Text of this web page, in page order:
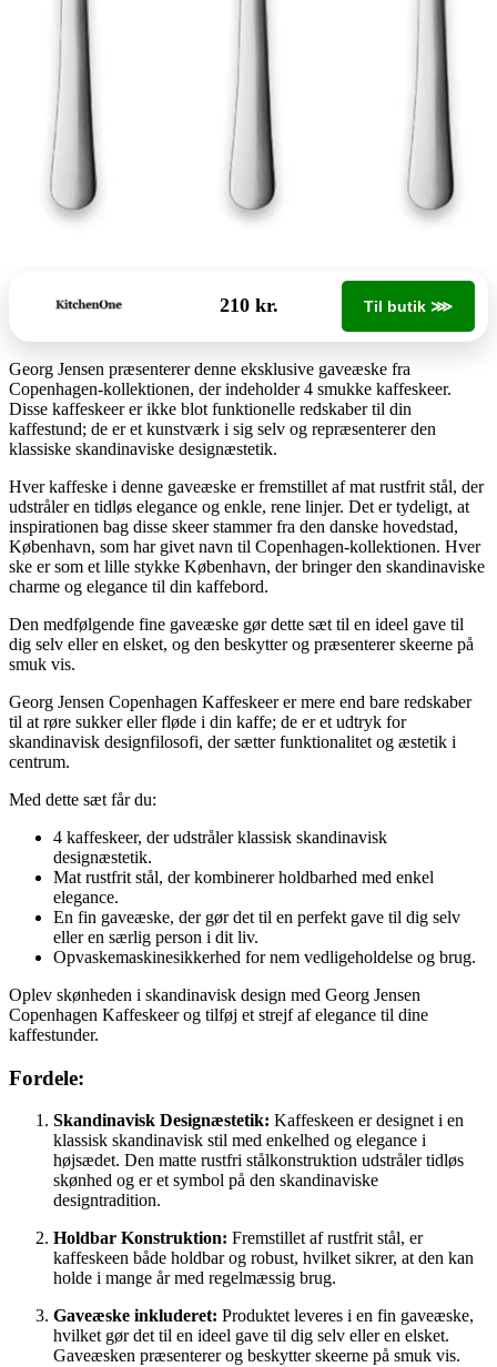
210 kr. Til butik ⋙
Georg Jensen præsenterer denne eksklusive gaveæske fra
Copenhagen-kollektionen, der indeholder 4 smukke kaffeskeer.
Disse kaffeskeer er ikke blot funktionelle redskaber til din
kaffestund; de er et kunstværk i sig selv og repræsenterer den
klassiske skandinaviske designæstetik.
Hver kaffeske i denne gaveæske er fremstillet af mat rustfrit stål, der
udstråler en tidløs elegance og enkle, rene linjer. Det er tydeligt, at
inspirationen bag disse skeer stammer fra den danske hovedstad,
København, som har givet navn til Copenhagen-kollektionen. Hver
ske er som et lille stykke København, der bringer den skandinaviske
charme og elegance til din kaffebord.
Den medfølgende fine gaveæske gør dette sæt til en ideel gave til
dig selv eller en elsket, og den beskytter og præsenterer skeerne på
smuk vis.
Georg Jensen Copenhagen Kaffeskeer er mere end bare redskaber
til at røre sukker eller fløde i din kaffe; de er et udtryk for
skandinavisk designfilosofi, der sætter funktionalitet og æstetik i
centrum.
Med dette sæt får du:
4 kaffeskeer, der udstråler klassisk skandinavisk
designæstetik.
Mat rustfrit stål, der kombinerer holdbarhed med enkel
elegance.
En fin gaveæske, der gør det til en perfekt gave til dig selv
eller en særlig person i dit liv.
Opvaskemaskinesikkerhed for nem vedligeholdelse og brug.
Oplev skønheden i skandinavisk design med Georg Jensen
Copenhagen Kaffeskeer og tilføj et strejf af elegance til dine
kaffestunder.
Fordele:
Skandinavisk Designæstetik: Kaffeskeen er designet i en
klassisk skandinavisk stil med enkelhed og elegance i
højsædet. Den matte rustfri stålkonstruktion udstråler tidløs
skønhed og er et symbol på den skandinaviske
designtradition.
Holdbar Konstruktion: Fremstillet af rustfrit stål, er
kaffeskeen både holdbar og robust, hvilket sikrer, at den kan
holde i mange år med regelmæssig brug.
Gaveæske inkluderet: Produktet leveres i en fin gaveæske,
hvilket gør det til en ideel gave til dig selv eller en elsket.
Gaveæsken præsenterer og beskytter skeerne på smuk vis.